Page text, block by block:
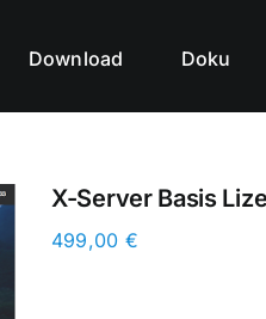
Download Doku
X-Server Basis
499,00 €